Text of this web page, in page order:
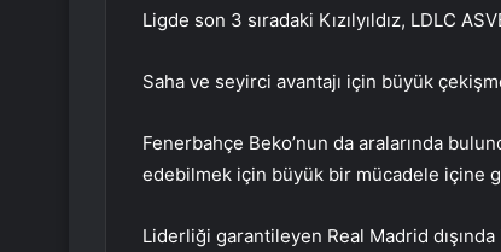
Ligde son 3 sıradaki Kızılyıldız, LDLC
Saha ve seyirci avantajı için büyük
Fenerbahçe Beko’nun da aralarında
edebilmek için büyük bir mücadele içine
Liderliği garantileyen Real Madrid